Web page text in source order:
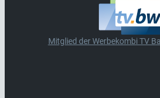
Mitglied der Werbekombi TV